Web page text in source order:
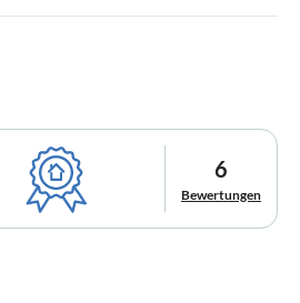
6
Bewertungen